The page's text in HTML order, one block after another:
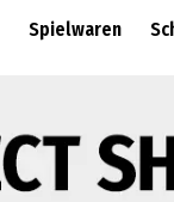
Spielwaren